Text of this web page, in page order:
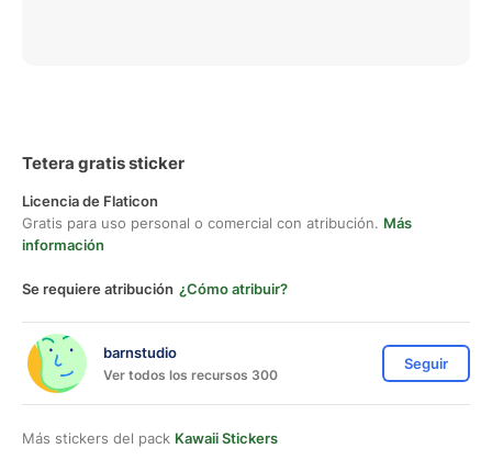
Tetera gratis sticker
Licencia de Flaticon
Gratis para uso personal o comercial con atribución. Más
información
Se requiere atribución ¿Cómo atribuir?
barnstudio
Ver todos los recursos 300
Seguir
Más stickers del pack Kawaii Stickers